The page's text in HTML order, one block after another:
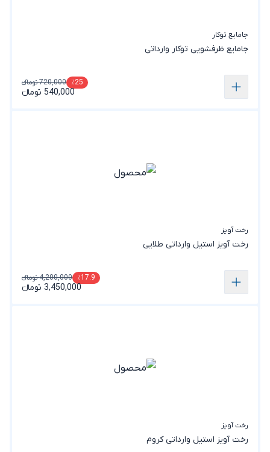
جامایع توکار
جامایع ظرفشویی توکار وارداتی
٪25 720,000 تومانء
540,000 تومانء
رخت آویز
رخت‌ آویز استیل وارداتی طلایی
٪17.9 4,200,000 تومانء
3,450,000 تومانء
رخت آویز
رخت‌ آویز استیل وارداتی کروم